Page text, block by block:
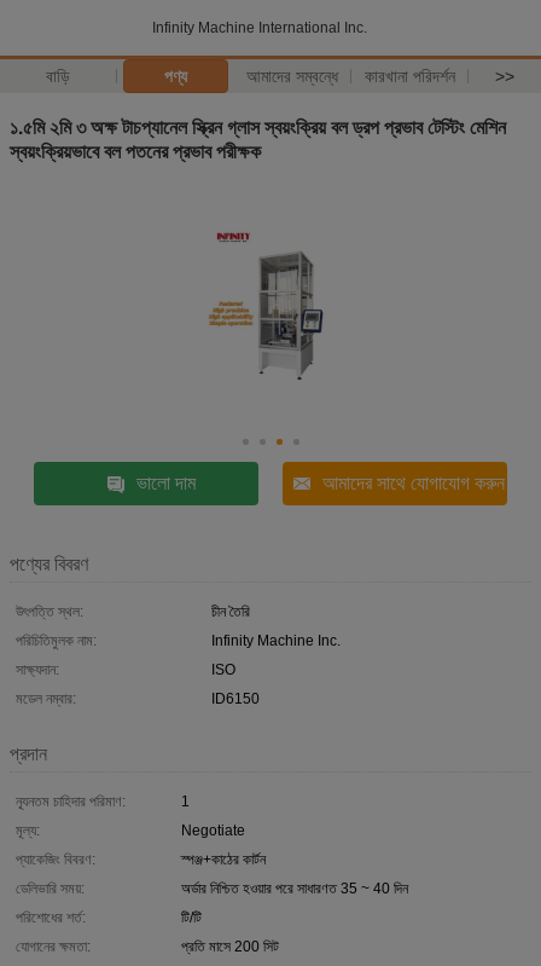
Infinity Machine International Inc.
বাড়ি পণ্য আমাদের সম্বন্ধে কারখানা পরিদর্শন >>
১.৫মি ২মি ৩ অক্ষ টাচপ্যানেল স্ক্রিন গ্লাস স্বয়ংক্রিয় বল ড্রপ প্রভাব টেস্টিং মেশিন
স্বয়ংক্রিয়ভাবে বল পতনের প্রভাব পরীক্ষক
ভালো দাম আমাদের সাথে যোগাযোগ করুন
পণ্যের বিবরণ
উৎপত্তি স্থল:
চীন তৈরি
পরিচিতিমুলক নাম:
Infinity Machine Inc.
সাক্ষ্যদান:
ISO
মডেল নম্বার:
ID6150
প্রদান
ন্যূনতম চাহিদার পরিমাণ:
1
মূল্য:
Negotiate
প্যাকেজিং বিবরণ:
স্পঞ্জ+কাঠের কার্টন
ডেলিভারি সময়:
অর্ডার নিশ্চিত হওয়ার পরে সাধারণত 35 ~ 40 দিন
পরিশোধের শর্ত:
টি/টি
যোগানের ক্ষমতা:
প্রতি মাসে 200 সিট